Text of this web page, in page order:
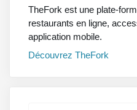
TheFork est une plate-
restaurants en ligne,
application mobile.
Découvrez TheFork